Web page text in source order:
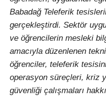
Babadağ Teleferik
gerçekleştirdi. Sektör
ve öğrencilerin mesleki
amacıyla düzenlenen
öğrenciler, teleferik
operasyon süreçleri, kriz
güvenliği çalışmaları